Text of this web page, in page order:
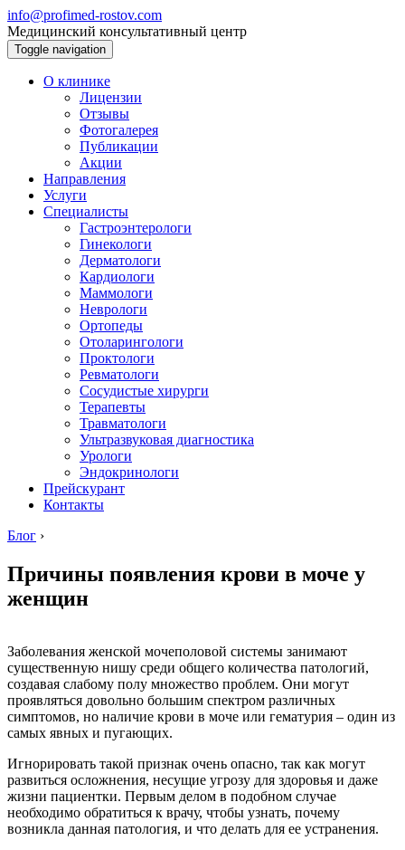
info@profimed-rostov.com
Медицинский консультативный центр
Toggle navigation
О клинике
Лицензии
Отзывы
Фотогалерея
Публикации
Акции
Направления
Услуги
Специалисты
Гастроэнтерологи
Гинекологи
Дерматологи
Кардиологи
Маммологи
Неврологи
Ортопеды
Отоларингологи
Проктологи
Ревматологи
Сосудистые хирурги
Терапевты
Травматологи
Ультразвуковая диагностика
Урологи
Эндокринологи
Прейскурант
Контакты
Блог ›
Причины появления крови в моче у
женщин
Заболевания женской мочеполовой системы занимают
существенную нишу среди общего количества патологий,
создавая слабому полу множество проблем. Они могут
проявляться довольно большим спектром различных
симптомов, но наличие крови в моче или гематурия – один из
самых явных и пугающих.
Игнорировать такой признак очень опасно, так как могут
развиться осложнения, несущие угрозу для здоровья и даже
жизни пациентки. Первым делом в подобном случае
необходимо обратиться к врачу, чтобы узнать, почему
возникла данная патология, и что делать для ее устранения.